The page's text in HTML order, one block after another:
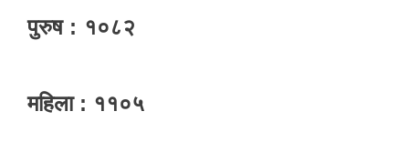
पुरुष : १०८२
महिला : ११०५